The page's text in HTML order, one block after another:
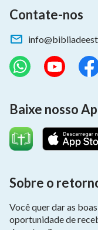
Contate-nos
Baixe nosso
Sobre o
Você quer dar as
oportunidade de